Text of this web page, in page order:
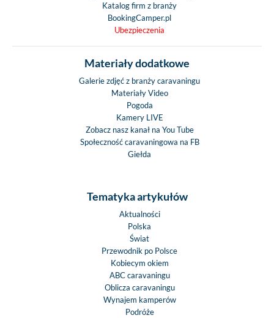
Katalog firm z branży
BookingCamper.pl
Ubezpieczenia
Materiały dodatkowe
Galerie zdjęć z branży caravaningu
Materiały Video
Pogoda
Kamery LIVE
Zobacz nasz kanał na You Tube
Społeczność caravaningowa na FB
Giełda
Tematyka artykułów
Aktualności
Polska
Świat
Przewodnik po Polsce
Kobiecym okiem
ABC caravaningu
Oblicza caravaningu
Wynajem kamperów
Podróże